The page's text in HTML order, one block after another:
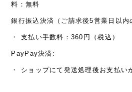
料：無料
銀行振込決済（ご請求後5営業日以内
・ 支払い手数料：360円（税込）
PayPay決済:
・ ショップにて発送処理後お支払い